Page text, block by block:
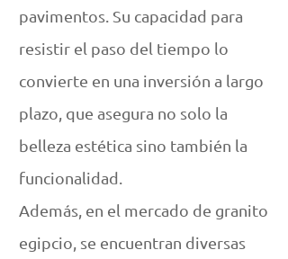
pavimentos. Su capacidad para
resistir el paso del tiempo lo
convierte en una inversión a largo
plazo, que asegura no solo la
belleza estética sino también la
funcionalidad.
Además, en el mercado de granito
egipcio, se encuentran diversas